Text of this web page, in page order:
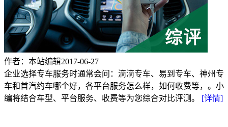
作者：本站编辑2017-06-27
企业选择专车服务时通常会问：滴滴专车、易到专车、神州专
车和首汽约车哪个好，各平台服务怎么样，如何收费等，。小
编将结合车型、平台服务、收费等为您综合对比评测。 [详情]